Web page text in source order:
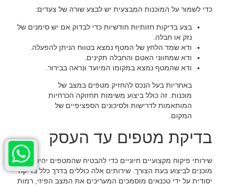
‏כדי לשמור על המוכנות המבצעית יש לבצע שורה של צעדים:‏
‏בצע בדיקות חזותיות חודשיות כדי לבדוק אם יש סימנים של
נזק או חבלה.‏
‏ודא שמד הלחץ של המטף נמצא בטווח הניתן להפעלה.‏
‏ודא שמחווני האטם והחבלה תקינים.‏
‏ודא שהמטף נמצא במקומו המיועד ונראה בבירור.‏
‏באחריות בעל הנכס להחזיק מטפים במצב של
מוכנות. זה כולל ביצוע משימות תחזוקה הכרחיות
המותאמות לדרישות ולסיכונים הספציפיים של
המקום.‏
בדיקת מטפים עד העסק
‏שירותי פיקוח מקצועיים חיוניים כדי להבטיח שהמטפים יהיו
מוכנים לביצוע בעת הצורך. שירותים אלה כוללים בדרך כלל בדיקה
יסודית על ידי טכנאים מוסמכים המעריכים את המצב הפיזי, רמות